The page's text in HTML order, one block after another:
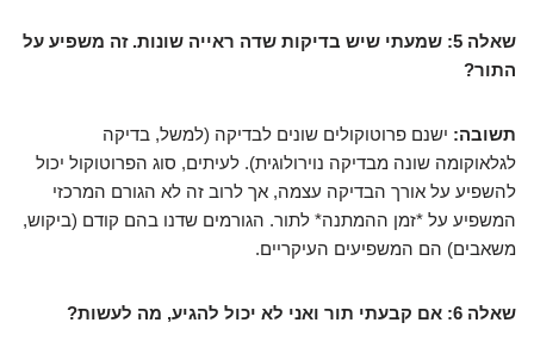
שאלה 5: שמעתי שיש בדיקות שדה ראייה שונות. זה משפיע על
התור?
תשובה: ישנם פרוטוקולים שונים לבדיקה (למשל, בדיקה
לגלאוקומה שונה מבדיקה נוירולוגית). לעיתים, סוג הפרוטוקול יכול
להשפיע על אורך הבדיקה עצמה, אך לרוב זה לא הגורם המרכזי
המשפיע על *זמן ההמתנה* לתור. הגורמים שדנו בהם קודם (ביקוש,
משאבים) הם המשפיעים העיקריים.
שאלה 6: אם קבעתי תור ואני לא יכול להגיע, מה לעשות?